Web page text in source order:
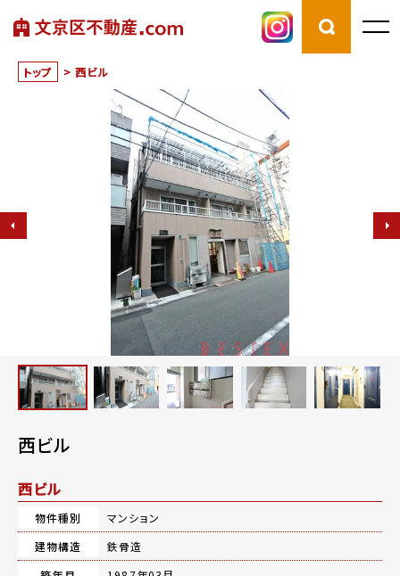
トップ > 西ビル
西ビル
西ビル
物件種別
マンション
建物構造
鉄骨造